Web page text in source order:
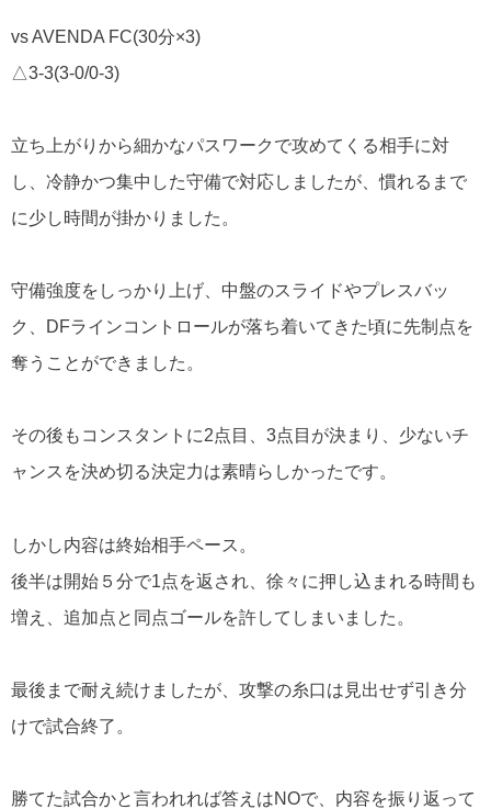
vs AVENDA FC(30分×3)
△3-3(3-0/0-3)
立ち上がりから細かなパスワークで攻めてくる相手に対
し、冷静かつ集中した守備で対応しましたが、慣れるまで
に少し時間が掛かりました。
守備強度をしっかり上げ、中盤のスライドやプレスバッ
ク、DFラインコントロールが落ち着いてきた頃に先制点を
奪うことができました。
その後もコンスタントに2点目、3点目が決まり、少ないチ
ャンスを決め切る決定力は素晴らしかったです。
しかし内容は終始相手ペース。
後半は開始５分で1点を返され、徐々に押し込まれる時間も
増え、追加点と同点ゴールを許してしまいました。
最後まで耐え続けましたが、攻撃の糸口は見出せず引き分
けで試合終了。
勝てた試合かと言われれば答えはNOで、内容を振り返って